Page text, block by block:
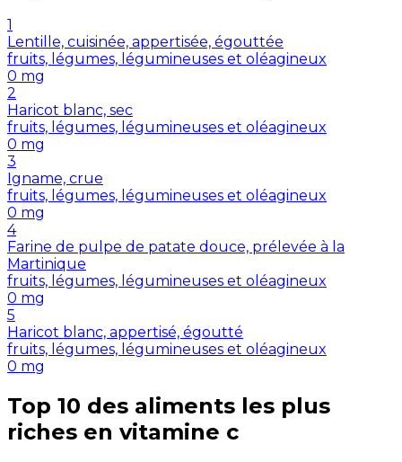
1
Lentille, cuisinée, appertisée, égouttée
fruits, légumes, légumineuses et oléagineux
0 mg
2
Haricot blanc, sec
fruits, légumes, légumineuses et oléagineux
0 mg
3
Igname, crue
fruits, légumes, légumineuses et oléagineux
0 mg
4
Farine de pulpe de patate douce, prélevée à la
Martinique
fruits, légumes, légumineuses et oléagineux
0 mg
5
Haricot blanc, appertisé, égoutté
fruits, légumes, légumineuses et oléagineux
0 mg
Top 10 des aliments les plus
riches en vitamine c